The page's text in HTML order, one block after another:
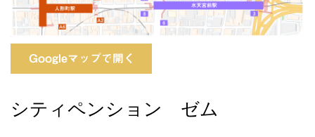
シティペンション ゼム